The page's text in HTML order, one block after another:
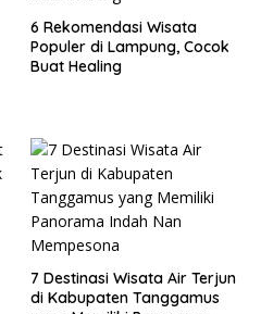
6 Rekomendasi Wisata
Populer di Lampung, Cocok
Buat Healing
7 Destinasi Wisata Air Terjun
di Kabupaten Tanggamus